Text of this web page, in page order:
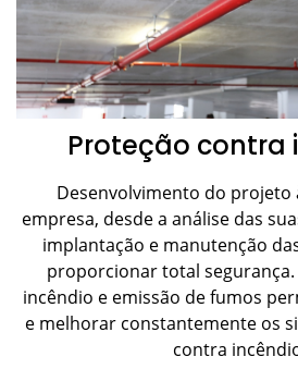
Proteção contra
Desenvolvimento do projeto
empresa, desde a análise das
implantação e manutenção
proporcionar total segurança.
incêndio e emissão de fumos
e melhorar constantemente os
contra